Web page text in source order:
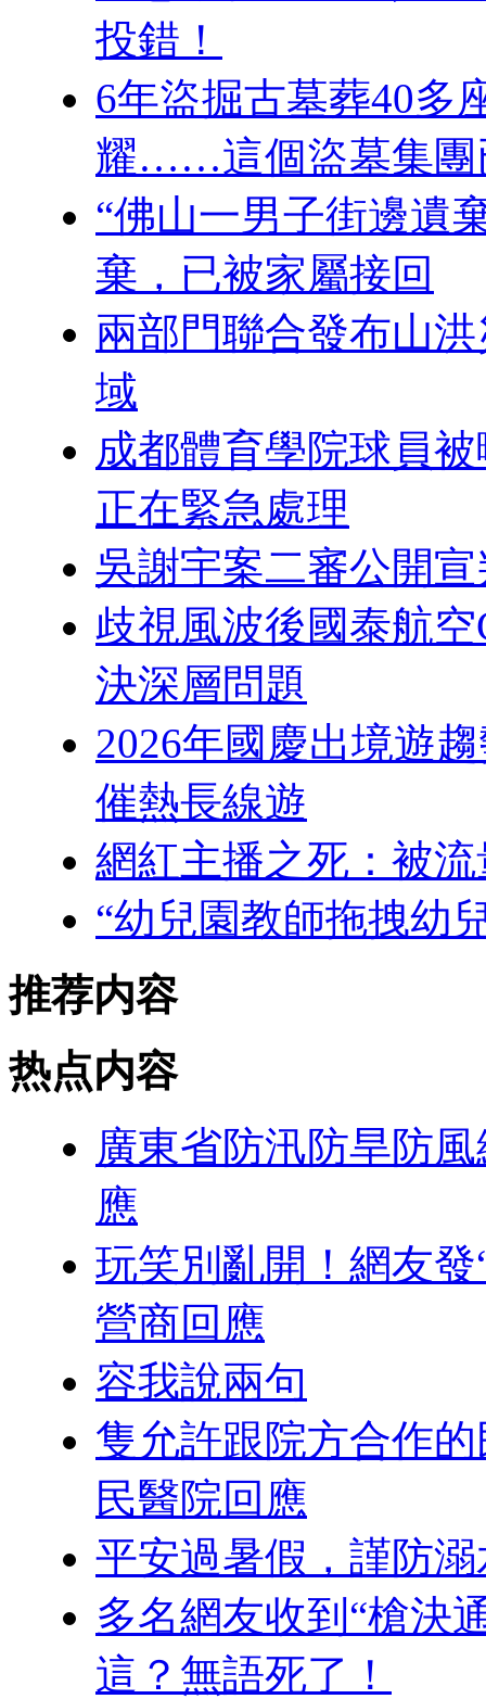
投錯！
6年盜掘古墓葬40多
耀……這個盜墓集團
“佛山一男子街邊遺
棄，已被家屬接回
兩部門聯合發布山
域
成都體育學院球員
正在緊急處理
吳謝宇案二審公開
歧視風波後國泰航
決深層問題
2026年國慶出境遊
催熱長線遊
網紅主播之死：被
“幼兒園教師拖拽幼
推荐内容
热点内容
廣東省防汛防旱防
應
玩笑別亂開！網友
營商回應
容我說兩句
隻允許跟院方合作
民醫院回應
平安過暑假，謹防
多名網友收到“槍決
這？無語死了！